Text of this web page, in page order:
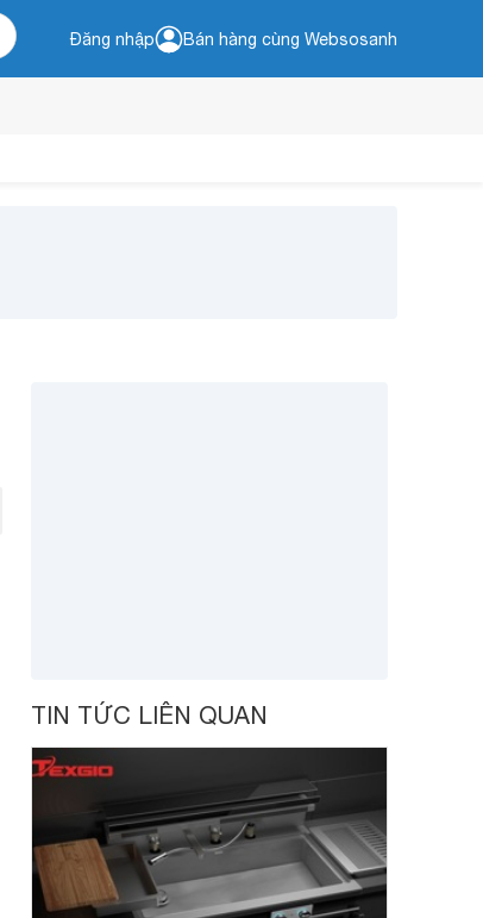
Đăng nhập Bán hàng cùng Websosanh
TIN TỨC LIÊN QUAN